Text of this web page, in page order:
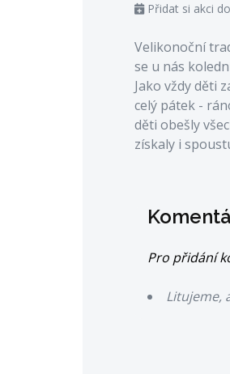
Přidat si akci
Velikonoční
se u nás
Jako vždy děti
celý pátek -
děti obešly
získaly i
Pro přidání
Litujeme,